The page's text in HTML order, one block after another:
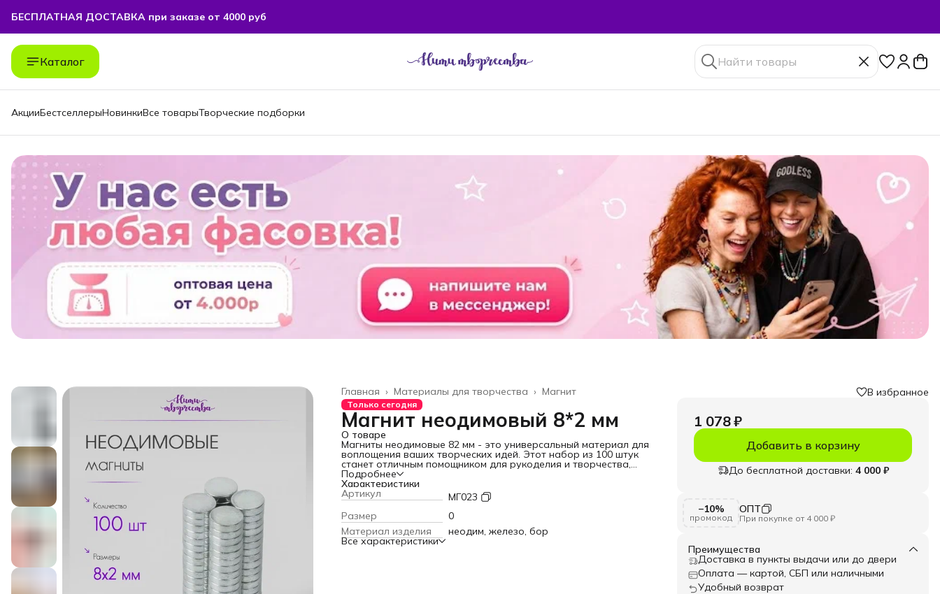
БЕСПЛАТНАЯ ДОСТАВКА при заказе от 4000 руб
БЕСПЛАТНАЯ ДОСТАВКА при заказе от 4000 руб
Каталог
АкцииБестселлерыНовинкиВсе товарыТворческие подборки
Магнит
Материалы для творчества ›
Главная ›
Только сегодня
Магнит неодимовый 8*2 мм
О товаре
Магниты неодимовые 82 мм - это универсальный материал для
воплощения ваших творческих идей. Этот набор из 100 штук
станет отличным помощником для рукоделия и творчества,
позволяя создавать уникальные поделки, украшения и
магнитные доски. Компактный размер магнитов (8
их удобными для использования в различных проектах, а их
прочная конструкция из неодима, железа и бора гарантирует
надежное удержание. Магниты неодимовые идеально
подходят для использования в офисе, школе или дома, а
также могут стать оригинальным подарком для ребенка,
друга или подруги на любой праздник, будь то 23 февраля, 8
Подробнее
Характеристики
Артикул
МГ023
Размер
0
Материал изделия
неодим, железо, бор
Все характеристики
В избранное
1 078 ₽
Добавить в корзину
До бесплатной доставки: 4 000 ₽
−10%
промокод
ОПТ
При покупке от 4 000 ₽
Преимущества
Доставка в пункты выдачи или до двери
Оплата — картой, СБП или наличными
Удобный возврат